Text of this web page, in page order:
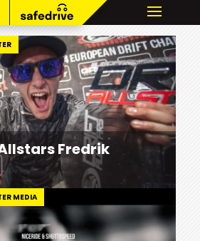
Fredrik
MEDIA